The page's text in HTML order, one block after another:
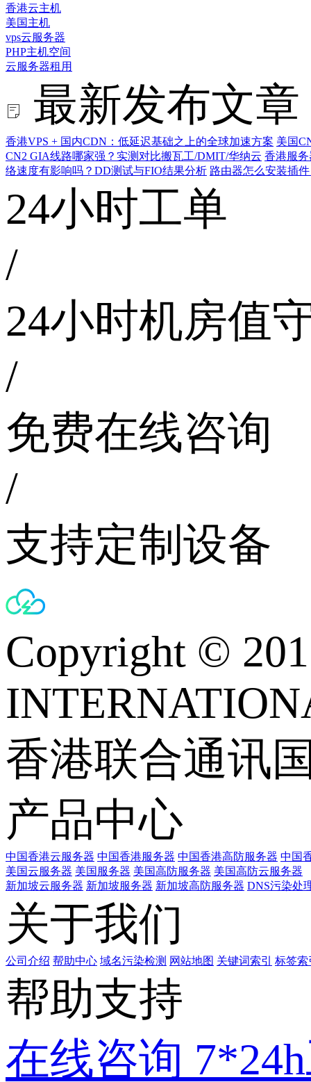
香港云主机
美国主机
vps云服务器
PHP主机空间
云服务器租用
最新发布文章
香港VPS + 国内CDN：低延迟基础之上的全球加速方案 美国
CN2 GIA线路哪家强？实测对比搬瓦工/DMIT/华纳云 香港服
络速度有影响吗？DD测试与FIO结果分析 路由器怎么安装插
24小时工单
/
24小时机房值
/
免费在线咨询
/
支持定制设备
Copyright ©
香港联合通讯
产品中心
中国香港云服务器 中国香港服务器 中国香港高防服务器 中国
美国云服务器 美国服务器 美国高防服务器 美国高防云服务器
新加坡云服务器 新加坡服务器 新加坡高防服务器 DNS污染处
关于我们
公司介绍 帮助中心 域名污染检测 网站地图 关键词索引 标签索
帮助支持
在线咨询